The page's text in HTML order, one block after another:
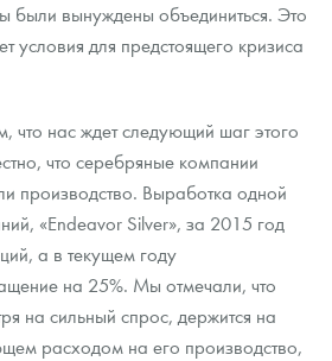
были вынуждены объединиться. Это
условия для предстоящего кризиса
что нас ждет следующий шаг этого
что серебряные компании
производство. Выработка одной
«Endeavor Silver», за 2015 год
а в текущем году
на 25%. Мы отмечали, что
на сильный спрос, держится на
расходом на его производство,